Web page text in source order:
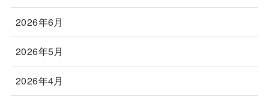
2026年6月
2026年5月
2026年4月